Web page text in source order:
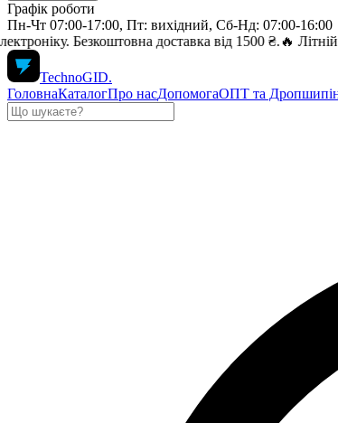
Графік роботи
Пн-Чт 07:00-17:00, Пт: вихідний, Сб-Нд: 07:00-16:00
Безкоштовна доставка від 1500 ₴.🔥 Літній
TechnoGID.
ГоловнаКаталогПро насДопомогаОПТ та